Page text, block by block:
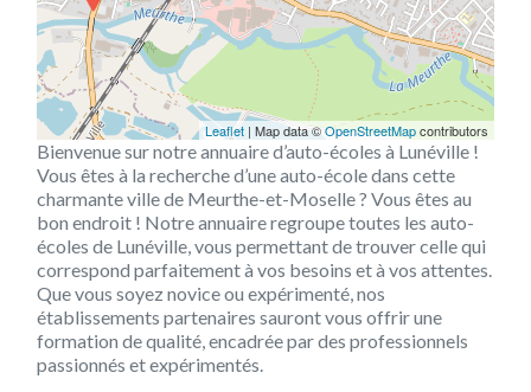
Leaflet | Map data ©OpenStreetMapcontributors
Bienvenue sur notre annuaire d’auto-écoles à Lunéville !
Vous êtes à la recherche d’une auto-école dans cette
charmante ville de Meurthe-et-Moselle ? Vous êtes au
bon endroit ! Notre annuaire regroupe toutes les auto-
écoles de Lunéville, vous permettant de trouver celle qui
correspond parfaitement à vos besoins et à vos attentes.
Que vous soyez novice ou expérimenté, nos
établissements partenaires sauront vous offrir une
formation de qualité, encadrée par des professionnels
passionnés et expérimentés.